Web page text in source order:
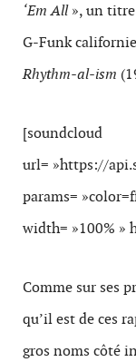
‘Em All», un titre
G-Funk
Rhythm-al-ism
[soundcloud
url= »https://
params=
width= »100% »
Comme sur ses
qu’il est de ces
gros noms côté